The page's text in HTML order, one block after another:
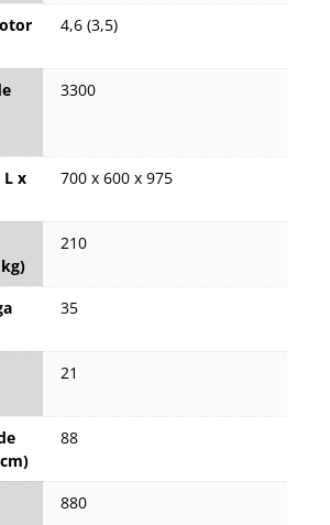
4,6 (3,5)
3300
L x
700 x 600 x 975
210
35
21
88
880